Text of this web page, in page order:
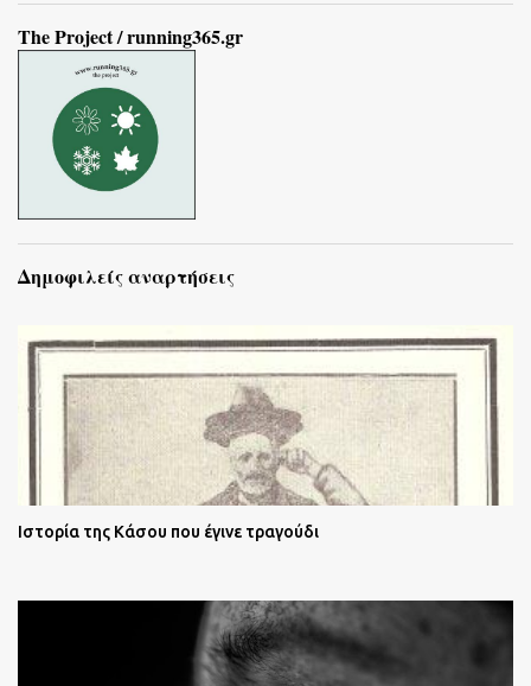
The Project / running365.gr
Δημοφιλείς αναρτήσεις
Ιστορία της Κάσου που έγινε τραγούδι